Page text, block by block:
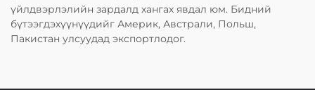
үйлдвэрлэлийн зардалд хангах явдал юм. Бидний
бүтээгдэхүүнүүдийг Америк, Австрали, Польш,
Пакистан улсуудад экспортлодог.